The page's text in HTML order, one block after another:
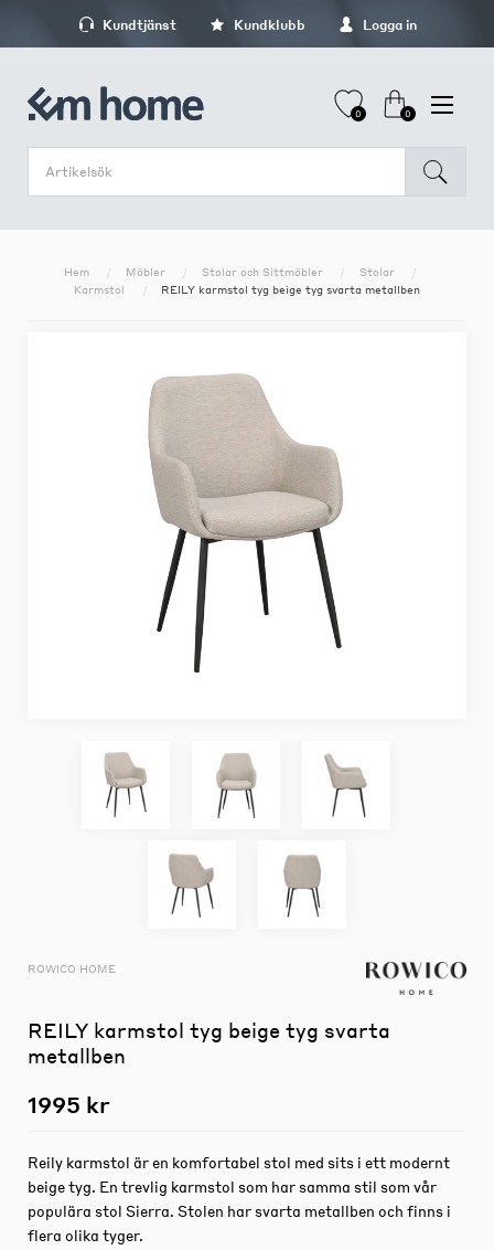
Kundtjänst Kundklubb Logga in
0 0
Hem Möbler Stolar och Sittmöbler
Stolar
Karmstol
REILY karmstol tyg beige tyg svarta metallben
ROWICO HOME
REILY karmstol tyg beige tyg svarta
metallben
1995 kr
Reily karmstol är en komfortabel stol med sits i ett modernt
beige tyg. En trevlig karmstol som har samma stil som vår
populära stol Sierra. Stolen har svarta metallben och finns i
flera olika tyger.